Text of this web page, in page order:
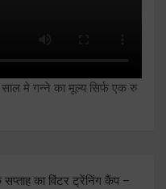
मे गन्ने का मूल्य सिर्फ एक रु
का विंटर ट्रेंनिंग कैंप –